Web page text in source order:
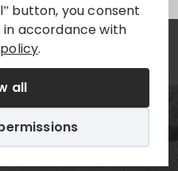
button, you consent
in accordance with
.
all
legfrissebb villányi